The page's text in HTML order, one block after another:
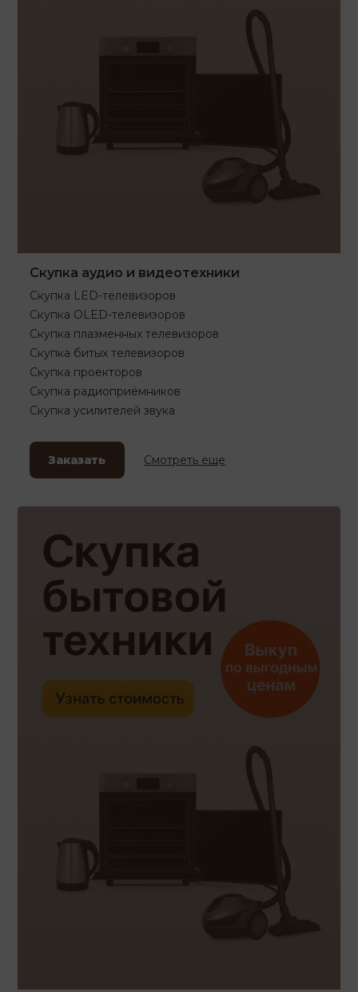
Скупка аудио и видеотехники
Скупка LED-телевизоров
Скупка OLED-телевизоров
Скупка плазменных телевизоров
Скупка битых телевизоров
Скупка проекторов
Скупка радиоприёмников
Скупка усилителей звука
Заказать Смотреть еще